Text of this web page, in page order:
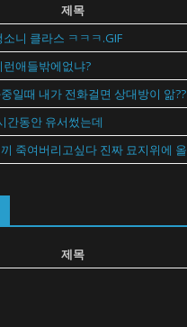
제목
니 클라스 ㅋㅋㅋ.GIF
애들밖에없냐?
일때 내가 전화걸면 상대방이 앎??
간동안 유서썼는데
제목